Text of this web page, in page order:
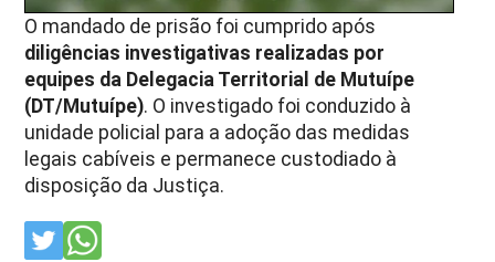
O mandado de prisão foi cumprido após
diligências investigativas realizadas por
equipes da Delegacia Territorial de Mutuípe
(DT/Mutuípe). O investigado foi conduzido à
unidade policial para a adoção das medidas
legais cabíveis e permanece custodiado à
disposição da Justiça.